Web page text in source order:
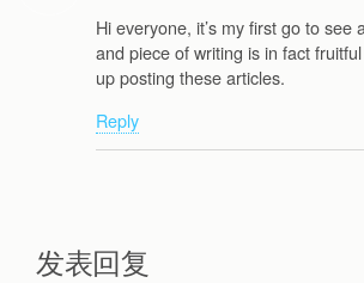
Hi everyone, it’s my first go to see
and piece of writing is in fact
up posting these articles.
Reply
发表回复